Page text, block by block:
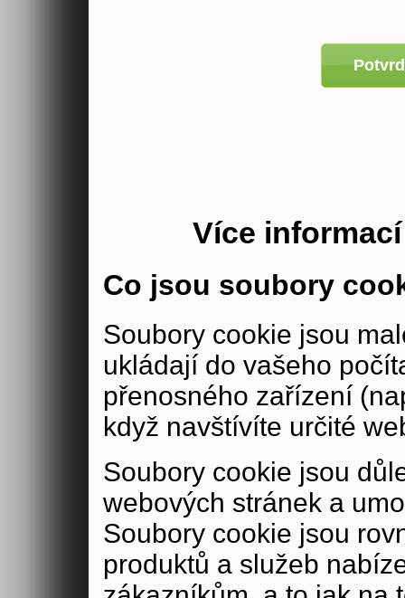
Více
Co jsou soubory
Soubory cookie jsou
ukládají do vašeho
přenosného zařízení
když navštívíte určité
Soubory cookie jsou
webových stránek a
Soubory cookie jsou
produktů a služeb